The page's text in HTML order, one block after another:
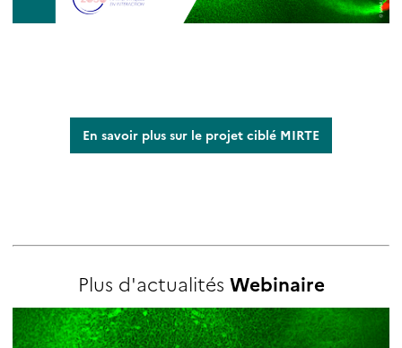
En savoir plus sur le projet ciblé MIRTE
Plus d'actualités Webinaire